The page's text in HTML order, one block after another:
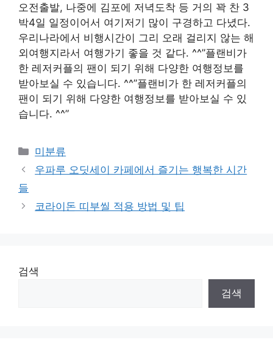
오전출발, 나중에 김포에 저녁도착 등 거의 꽉 찬 3
박4일 일정이어서 여기저기 많이 구경하고 다녔다.
우리나라에서 비행시간이 그리 오래 걸리지 않는 해
외여행지라서 여행가기 좋을 것 같다. ^^”플랜비가
한 레저커플의 팬이 되기 위해 다양한 여행정보를
받아보실 수 있습니다. ^^”플랜비가 한 레저커플의
팬이 되기 위해 다양한 여행정보를 받아보실 수 있
습니다. ^^”
Categories
미분류
우파루 오딧세이 카페에서 즐기는 행복한 시간
들
코라이돈 띠부씰 적용 방법 및 팁
검색
검색